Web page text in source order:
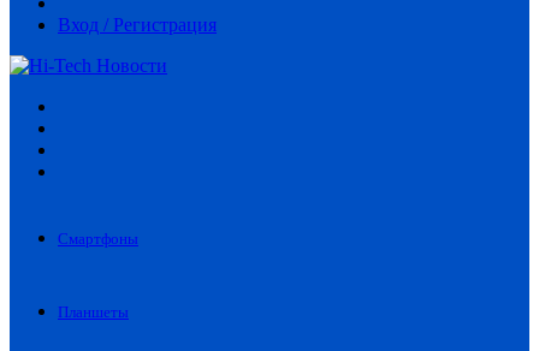
статья
Вход / Регистрация
Смартфоны
Планшеты